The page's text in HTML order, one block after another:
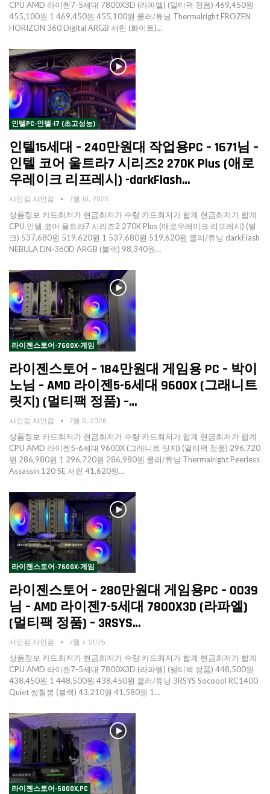
CPU AMD 라이젠7-5세대 7800X3D (라파엘) (멀티팩 정품) 469,450원
455,100원 1 469,450원 455,100원 쿨러/튜닝 Thermalright FROZEN
HORIZON 360 Digital ARGB 서린 (화이트)…
인텔PC-인텔-I7 (초고성능)
인텔15세대 – 240만원대 작업용PC – 1671님 –
인텔 코어 울트라7 시리즈2 270K Plus (애로
우레이크 리프레시) -darkFlash…
샤인컴 샤인컴 7월 10, 2026
상품정보 카드최저가 현금최저가 수량 카드최저가 합계 현금최저가 합계
CPU 인텔 코어 울트라7 시리즈2 270K Plus (애로우레이크 리프레시) (벌
크) 537,680원 519,620원 1 537,680원 519,620원 쿨러/튜닝 darkFlash
NEBULA DN-360D ARGB (블랙) 98,340원…
라이젠스토어-7600X-게임
라이젠스토어 – 184만원대 게임용 PC – 박이
노님 – AMD 라이젠5-6세대 9600X (그래니트
릿지) (멀티팩 정품) –…
샤인컴 샤인컴 7월 8, 2026
상품정보 카드최저가 현금최저가 수량 카드최저가 합계 현금최저가 합계
CPU AMD 라이젠5-6세대 9600X (그래니트 릿지) (멀티팩 정품) 296,720
원 286,980원 1 296,720원 286,980원 쿨러/튜닝 Thermalright Peerless
Assassin 120 SE 서린 41,620원…
라이젠스토어-7600X-게임
라이젠스토어 – 280만원대 게임용PC – 0039
님 – AMD 라이젠7-5세대 7800X3D (라파엘)
(멀티팩 정품) – 3RSYS…
샤인컴 샤인컴 7월 7, 2026
상품정보 카드최저가 현금최저가 수량 카드최저가 합계 현금최저가 합계
CPU AMD 라이젠7-5세대 7800X3D (라파엘) (멀티팩 정품) 448,500원
438,450원 1 448,500원 438,450원 쿨러/튜닝 3RSYS Socoool RC1400
Quiet 쌍철봉 (블랙) 43,210원 41,580원 1…
라이젠스토어-5800X,PC